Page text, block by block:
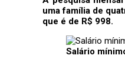
uma família de
que é de R$ 998.
Salário